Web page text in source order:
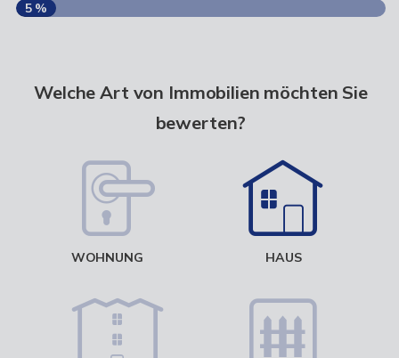
5 %
Welche Art von Immobilien möchten Sie
bewerten?
WOHNUNG HAUS